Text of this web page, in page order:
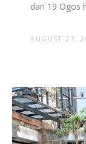
dari 19 Ogos
AUGUST 27,